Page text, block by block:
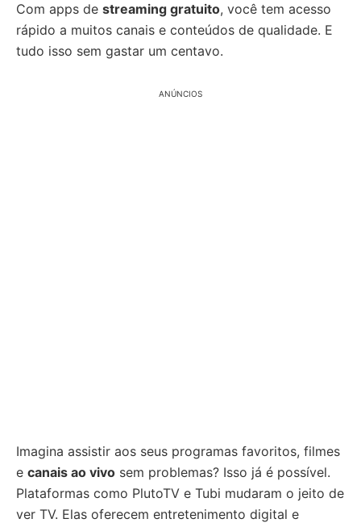
Com apps de streaming gratuito, você tem acesso
rápido a muitos canais e conteúdos de qualidade. E
tudo isso sem gastar um centavo.
ANÚNCIOS
Imagina assistir aos seus programas favoritos, filmes
e canais ao vivo sem problemas? Isso já é possível.
Plataformas como PlutoTV e Tubi mudaram o jeito de
ver TV. Elas oferecem entretenimento digital e